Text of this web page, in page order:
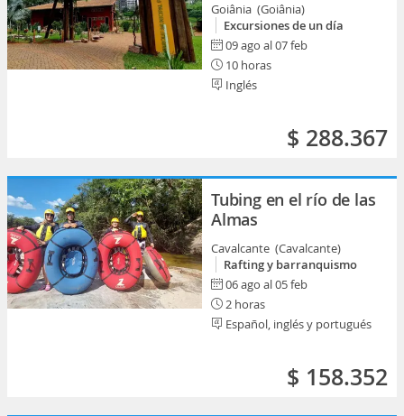
Goiânia (Goiânia)
Excursiones de un día
09 ago al 07 feb
10 horas
Inglés
$ 288.367
Tubing en el río de las
Almas
Cavalcante (Cavalcante)
Rafting y barranquismo
06 ago al 05 feb
2 horas
Español, inglés y portugués
$ 158.352